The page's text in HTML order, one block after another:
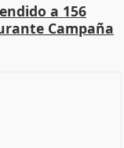
a 156
Campaña